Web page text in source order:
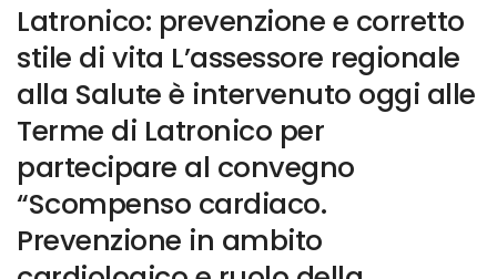
Latronico: prevenzione e corretto
stile di vita L’assessore regionale
alla Salute è intervenuto oggi alle
Terme di Latronico per
partecipare al convegno
“Scompenso cardiaco.
Prevenzione in ambito